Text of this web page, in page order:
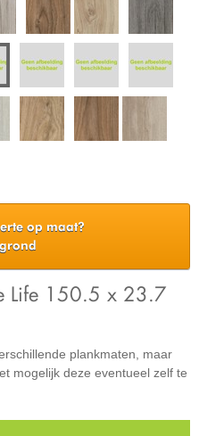
op maat?
Life 150.5 x 23.7
plankmaten, maar
mogelijk deze eventueel zelf te